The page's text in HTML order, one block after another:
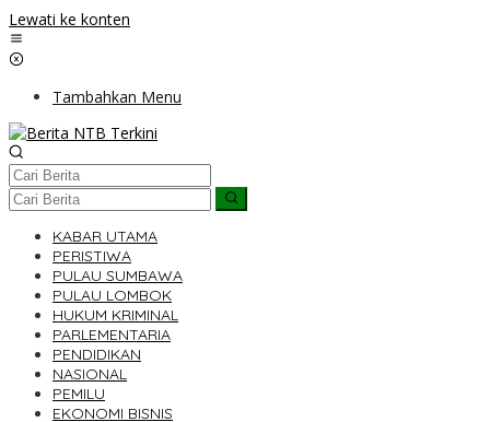
Lewati ke konten
Tambahkan Menu
KABAR UTAMA
PERISTIWA
PULAU SUMBAWA
PULAU LOMBOK
HUKUM KRIMINAL
PARLEMENTARIA
PENDIDIKAN
NASIONAL
PEMILU
EKONOMI BISNIS